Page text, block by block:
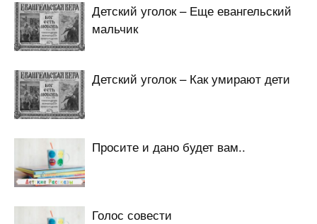
Детский уголок – Еще евангельский
мальчик
Детский уголок – Как умирают дети
Просите и дано будет вам..
Голос совести